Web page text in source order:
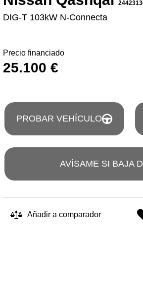
DIG-T 103kW N-Connecta
Precio financiado
25.100 €
PROBAR VEHÍCULO
AVÍSAME SI BAJA
Añadir a comparador